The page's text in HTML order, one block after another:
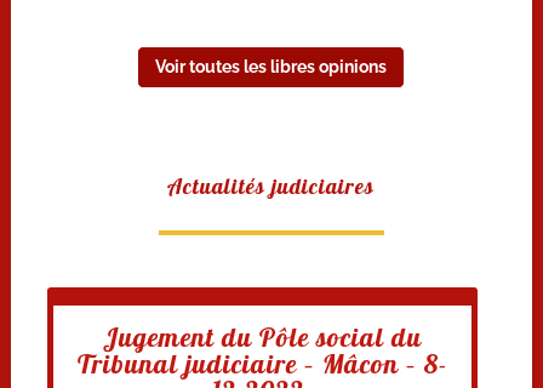
Voir toutes les libres opinions
Actualités judiciaires
Jugement du Pôle social du
Tribunal judiciaire – Mâcon – 8-